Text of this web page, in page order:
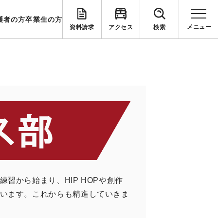
者の方卒業生の方
資料請求 アクセス 検索
習から始まり、HIP HOPや創作
ます。これからも精進していきま